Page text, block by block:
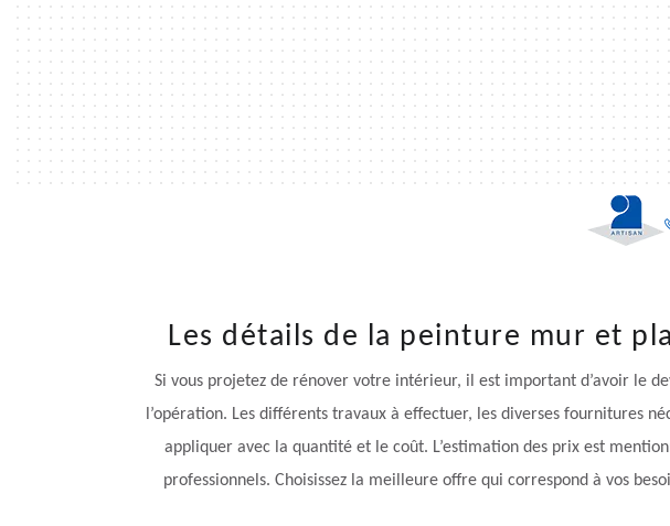
Les détails de la peinture mur et
Si vous projetez de rénover votre intérieur, il est important d’avoir le
l’opération. Les différents travaux à effectuer, les diverses fournitures
appliquer avec la quantité et le coût. L’estimation des prix est
professionnels. Choisissez la meilleure offre qui correspond à vos